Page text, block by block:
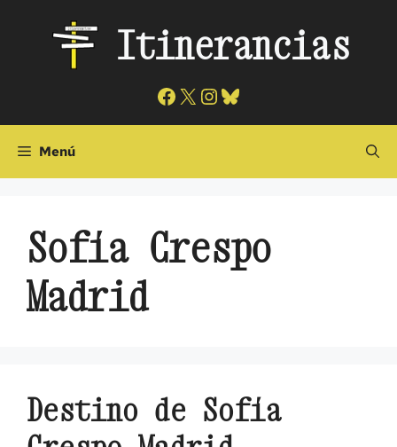
contenido
Itinerancias
Facebook
X Instagram
Bluesky
Menú
Sofía Crespo
Madrid
Destino de Sofía